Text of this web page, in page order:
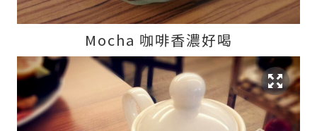
Mocha 咖啡香濃好喝